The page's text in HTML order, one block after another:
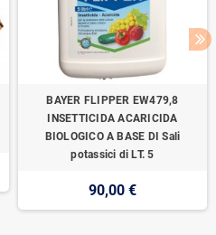
BAYER FLIPPER EW479,8
INSETTICIDA ACARICIDA
BIOLOGICO A BASE DI Sali
potassici di LT. 5
90,00 €